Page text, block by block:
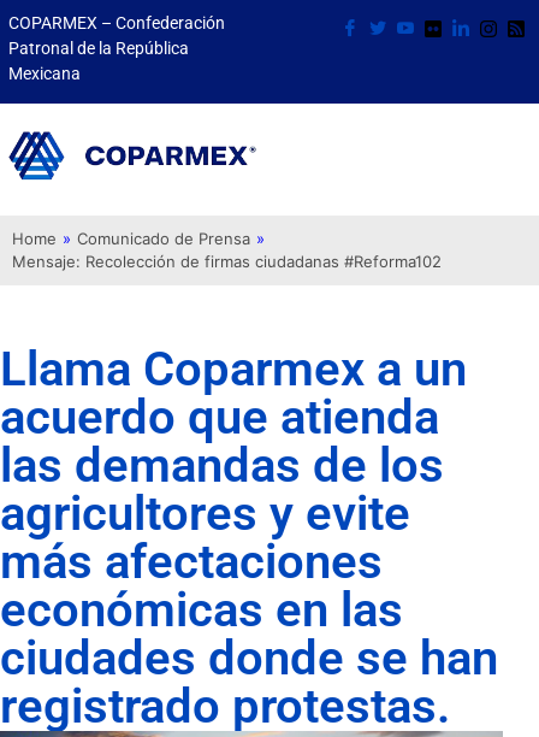
COPARMEX – Confederación
Patronal de la República
Mexicana
Home » Comunicado de Prensa »
Mensaje: Recolección de firmas ciudadanas #Reforma102
Llama Coparmex a un
acuerdo que atienda
las demandas de los
agricultores y evite
más afectaciones
económicas en las
ciudades donde se han
registrado protestas.